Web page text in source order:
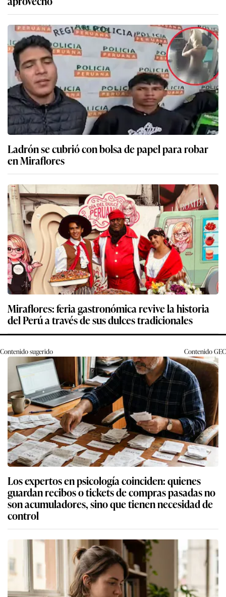
Ladrón se cubrió con bolsa de papel para robar
en Miraflores
Miraflores: feria gastronómica revive la historia
del Perú a través de sus dulces tradicionales
Contenido sugerido ContenidoGEC
Los expertos en psicología coinciden: quienes
guardan recibos o tickets de compras pasadas no
son acumuladores, sino que tienen necesidad de
control